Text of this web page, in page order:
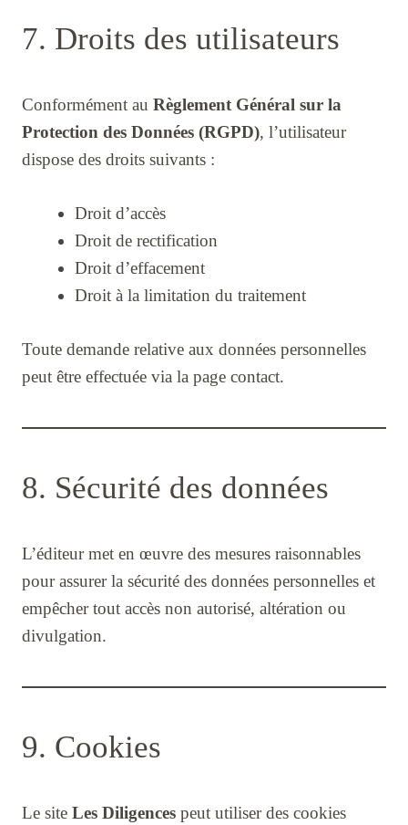
7. Droits des utilisateurs
Conformément au Règlement Général sur la
Protection des Données (RGPD), l’utilisateur
dispose des droits suivants :
Droit d’accès
Droit de rectification
Droit d’effacement
Droit à la limitation du traitement
Toute demande relative aux données personnelles
peut être effectuée via la page contact.
8. Sécurité des données
L’éditeur met en œuvre des mesures raisonnables
pour assurer la sécurité des données personnelles et
empêcher tout accès non autorisé, altération ou
divulgation.
9. Cookies
Le site Les Diligences peut utiliser des cookies